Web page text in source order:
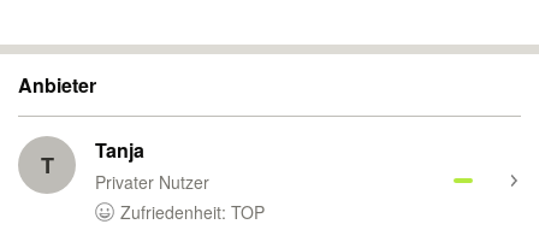
Anbieter
T Tanja
Privater Nutzer
Zufriedenheit: TOP